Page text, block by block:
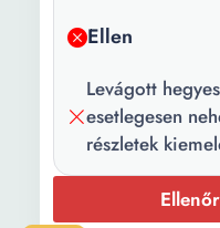
Ellen
Levágott
esetlegesen
részletek